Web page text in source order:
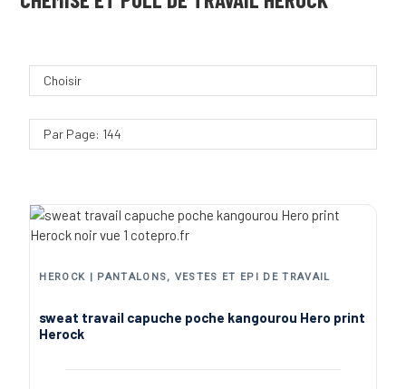
Choisir
Par Page: 144
HEROCK | PANTALONS, VESTES ET EPI DE TRAVAIL
sweat travail capuche poche kangourou Hero print
Herock